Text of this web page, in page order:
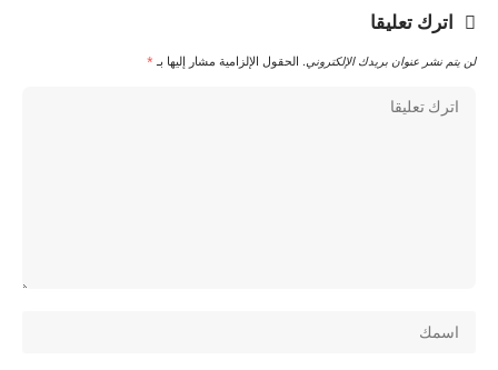
اترك تعليقا
لن يتم نشر عنوان بريدك الإلكتروني. الحقول الإلزامية مشار إليها بـ *